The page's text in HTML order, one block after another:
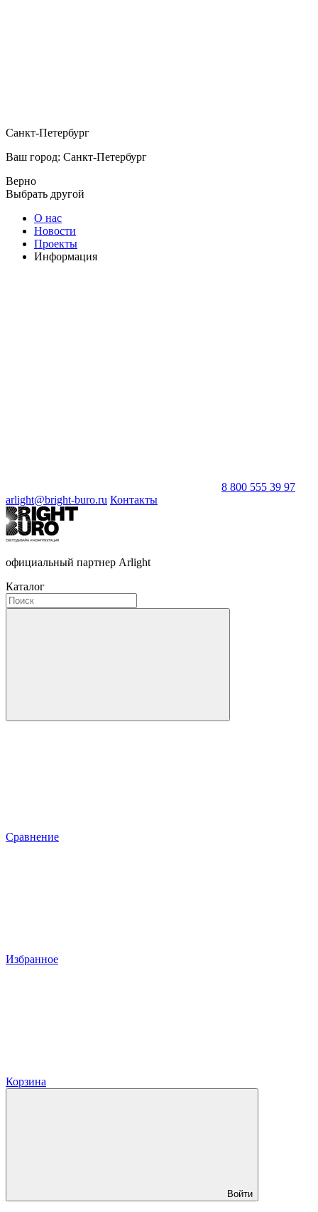
Санкт-Петербург
Ваш город: Санкт-Петербург
Верно
Выбрать другой
О нас
Новости
Проекты
Информация
8 800 555 39 97
arlight@bright-buro.ru Контакты
официальный партнер Arlight
Каталог
Сравнение
Избранное
Корзина
Войти